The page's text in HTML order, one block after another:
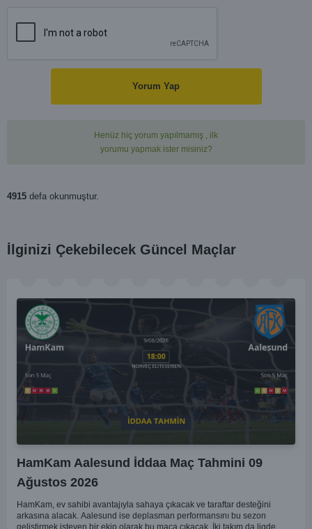
Yorum Yap
Henüz hiç yorum yapılmamış , ilk
yorumu yapmak ister misiniz?
4915 defa okunmuştur.
İlginizi Çekebilecek Güncel Maçlar
HamKam Aalesund İddaa Maç Tahmini 09
Ağustos 2026
HamKam, ev sahibi avantajıyla sahaya çıkacak ve taraftar desteğini
arkasına alacak. Aalesund ise deplasman performansını bu sezon
geliştirmek isteyen bir ekip olarak bu maça çıkacak. İki takım da ligde